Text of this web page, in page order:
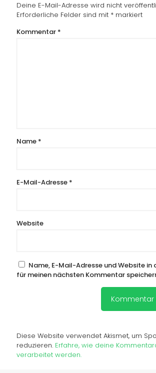
Deine E-Mail-Adresse wird nicht
Erforderliche Felder sind mit * markiert
Kommentar *
Name *
E-Mail-Adresse *
Website
Name, E-Mail-Adresse und Website in
für meinen nächsten Kommentar
Diese Website verwendet Akismet, um
reduzieren. Erfahre, wie deine
verarbeitet werden.